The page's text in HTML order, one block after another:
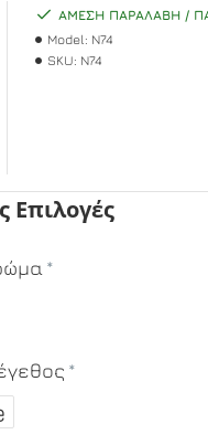
ΆΜΕΣΗ ΠΑΡΑΛΑΒΉ /
Model: N74
SKU: N74
Επιλογές